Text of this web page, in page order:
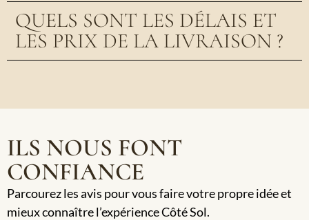
QUELS SONT LES DÉLAIS ET
LES PRIX DE LA LIVRAISON ?
ILS NOUS FONT
CONFIANCE
Parcourez les avis pour vous faire votre propre idée et
mieux connaître l’expérience Côté Sol.